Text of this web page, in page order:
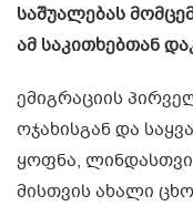
საშუალებას
ამ საკითხებთან
ემიგრაციის
ოჯახისგან და
ყოფნა,
მისთვის ახალი